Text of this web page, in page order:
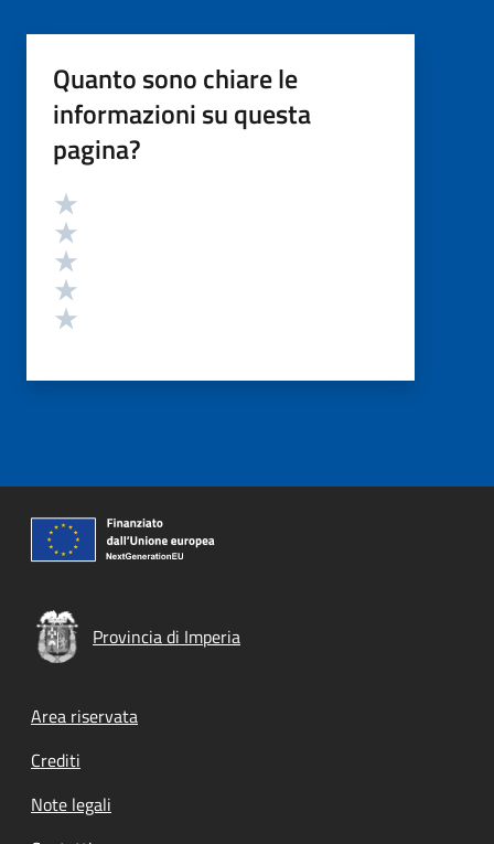
Quanto sono chiare le
informazioni su questa
pagina?
Valutazione
Provincia di Imperia
Footer menu
Area riservata
Crediti
Note legali